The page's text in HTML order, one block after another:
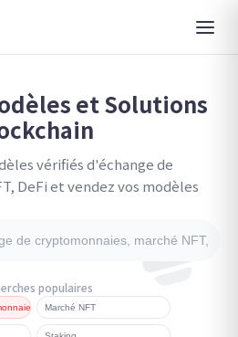
et Solutions
vérifiés d'échange de
DeFi et vendez vos modèles
populaires
Marché NFT